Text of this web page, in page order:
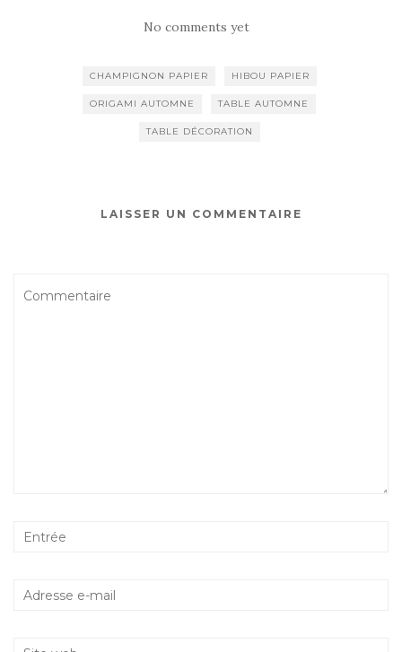
No comments yet
CHAMPIGNON PAPIER HIBOU PAPIER
ORIGAMI AUTOMNE TABLE AUTOMNE
TABLE DÉCORATION
LAISSER UN COMMENTAIRE